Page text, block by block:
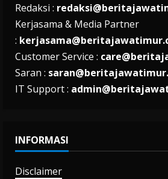
Redaksi :
Kerjasama & Media Partner
:
Customer Service :
Saran :
IT Support :
INFORMASI
Disclaimer